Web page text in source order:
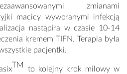
zmianami
macicy wywołanymi infekcją
nastąpiła w czasie 10-14
kremem TIFN. Terapia była
pacjentki.
TM
to kolejny krok milowy w